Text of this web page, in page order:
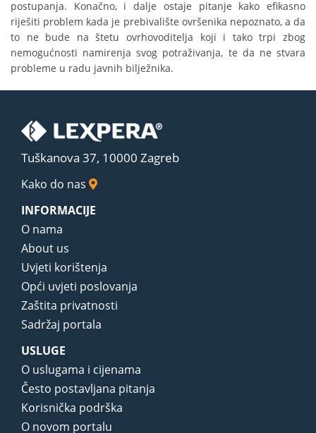
postupanja. Konačno, i dalje ostaje pitanje kako efikasno
riješiti problem kada je prebivalište ovršenika nepoznato, a da
to ne bude na štetu ovrhovoditelja koji i tako trpi zbog
nemogućnosti namirenja svog potraživanja, te da ne stvara
probleme u radu javnih bilježnika.
Tuškanova 37, 10000 Zagreb
Kako do nas
INFORMACIJE
O nama
About us
Uvjeti korištenja
Opći uvjeti poslovanja
Zaštita privatnosti
Sadržaj portala
USLUGE
O uslugama i cijenama
Često postavljana pitanja
Korisnička podrška
O novom portalu